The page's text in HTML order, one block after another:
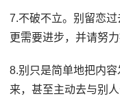
7.不破不立。别留恋
更需要进步，并请努
8.别只是简单地把内
来，甚至主动去与别人